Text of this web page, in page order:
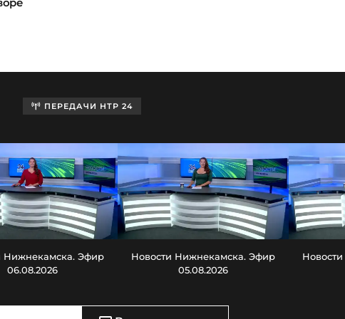
ПЕРЕДАЧИ НТР 24
Нижнекамска. Эфир
06.08.2026
Новости Нижнекамска. Эфир
05.08.2026